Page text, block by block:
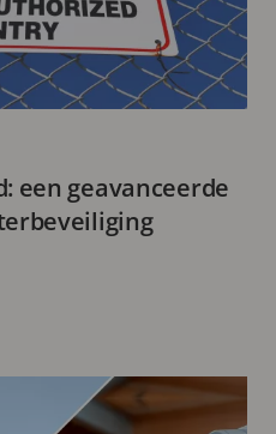
een geavanceerde